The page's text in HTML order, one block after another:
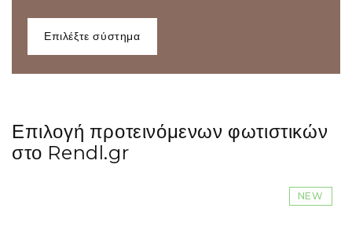
επιλέξτε σύστημα
Επιλογή προτεινόμενων φωτιστικών
στο Rendl.gr
NEW